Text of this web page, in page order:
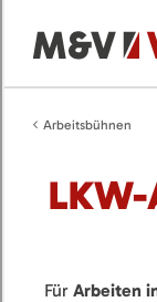
Arbeitsbühnen
LKW-
Für Arbeiten